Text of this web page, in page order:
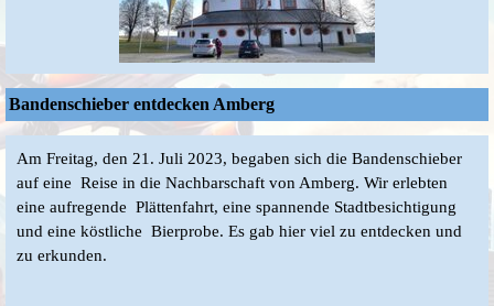
Bandenschieber entdecken Amberg
Am Freitag, den 21. Juli 2023, begaben sich die Bandenschieber
auf eine Reise in die Nachbarschaft von Amberg. Wir erlebten
eine aufregende Plättenfahrt, eine spannende Stadtbesichtigung
und eine köstliche Bierprobe. Es gab hier viel zu entdecken und
zu erkunden.